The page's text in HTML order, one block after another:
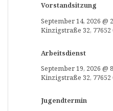
Vorstandsitzung
September 14, 2026 @
Kinzigstraße 32,
Arbeitsdienst
September 19, 2026 @
Kinzigstraße 32,
Jugendtermin